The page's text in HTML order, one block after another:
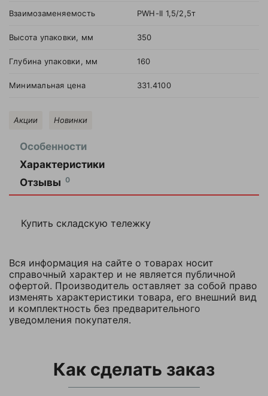
Взаимозаменяемость PWH-II 1,5/2,5т
Высота упаковки, мм 350
Глубина упаковки, мм 160
Минимальная цена 331.4100
Акции Новинки
Особенности
Характеристики
Отзывы 0
Купить складскую тележку
Артикул
Взаимозаменяемость PWH-II 1,5/2,5т
Глубина упаковки,
мм
160
Минимальная цена 331.4100
Признак запчасти
Родина бренда Россия
Оставить
отзыв
Ваша
Ваше
имя
—
Вся информация на сайте о товарах носит
справочный характер и не является публичной
офертой. Производитель оставляет за собой право
изменять характеристики товара, его внешний вид
и комплектность без предварительного
уведомления покупателя.
Как сделать заказ